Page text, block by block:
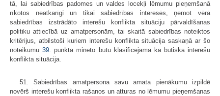
tā, lai sabiedrības padomes un valdes locekļi lēmumu pieņemšanā
rīkotos neatkarīgi un tikai sabiedrības interesēs, ņemot vērā
sabiedrības izstrādāto interešu konflikta situāciju pārvaldīšanas
politiku attiecībā uz amatpersonām, tai skaitā sabiedrības noteiktos
kritērijus, atbilstoši kuriem interešu konflikta situācija saskaņā ar šo
noteikumu39. punktā minēto būtu klasificējama kā būtiska interešu
konflikta situācija.
51. Sabiedrības amatpersona savu amata pienākumu izpildē
novērš interešu konflikta rašanos un atturas no lēmumu pieņemšanas